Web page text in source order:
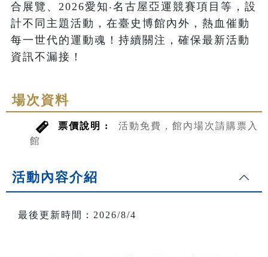
合展覽、2026愛知‧名古屋亞運競賽項目等，設
計不同主題活動，在臺史博館內外，熱血催動
每一世代的運動魂！持續關注，確保最新活動
場次資料
票價說明 :
活動免費，館內場次請購票入
館
活動內容介紹
最後更新時間：2026/8/4